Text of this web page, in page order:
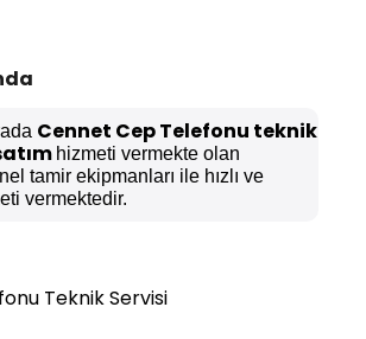
Cennet Cep Telefonu teknik
hizmeti vermekte olan
tamir ekipmanları ile hızlı ve
vermektedir.
Teknik Servisi